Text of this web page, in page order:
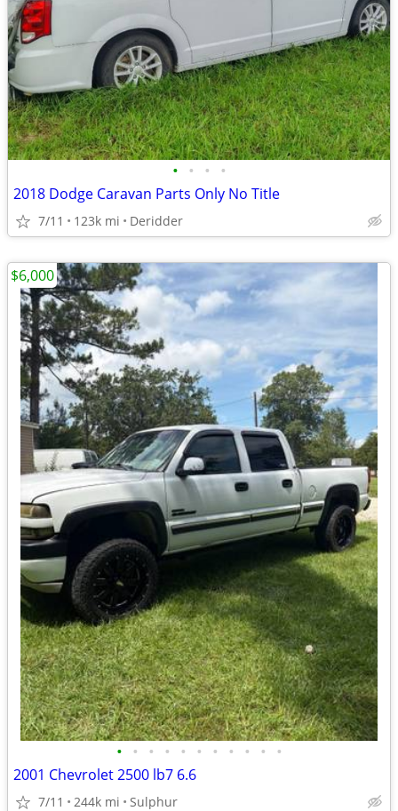
• • • •
2018 Dodge Caravan Parts Only No Title
7/11 123k mi Deridder
• • • • • • • • • • •
2001 Chevrolet 2500 lb7 6.6
7/11 244k mi Sulphur
$6,000